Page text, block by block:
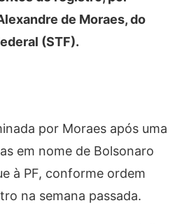
de Moraes, do
(STF).
por Moraes após uma
em nome de Bolsonaro
à PF, conforme ordem
na semana passada.